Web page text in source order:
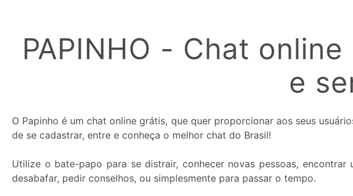
PAPINHO - Chat
e
O Papinho é um chat online grátis, que quer proporcionar aos seus
de se cadastrar, entre e conheça o melhor chat do Brasil!
Utilize o bate-papo para se distrair, conhecer novas pessoas,
desabafar, pedir conselhos, ou simplesmente para passar o tempo.